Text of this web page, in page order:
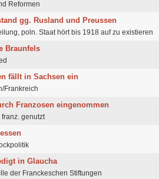
Reformen
gg. Rusland und Preussen
poln. Staat hört bis 1918 auf zu existieren
Braunfels
fällt in Sachsen ein
Frankreich
Franzosen eingenommen
genutzt
in Glaucha
der Franckeschen Stiftungen